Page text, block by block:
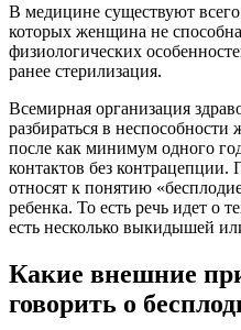
В медицине существуют
которых женщина не способна
физиологических
ранее стерилизация.
Всемирная организация
разбираться в
после как минимум одного
контактов без контрацепции.
относят к понятию
ребенка. То есть речь идет о
есть несколько выкидышей
Какие внешние
говорить о